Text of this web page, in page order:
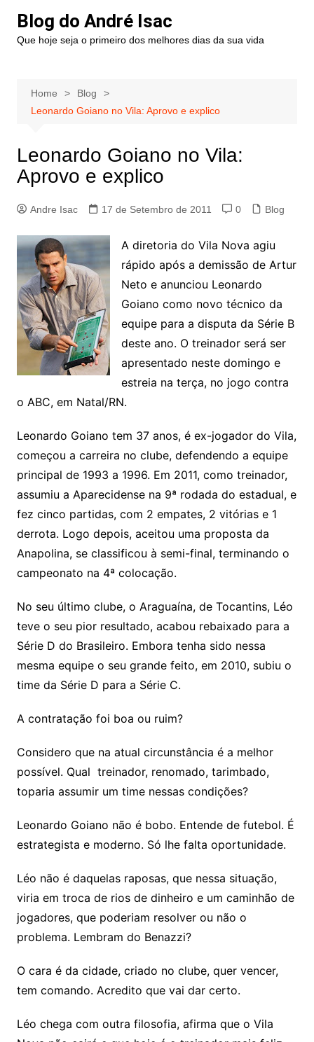
Blog do André Isac
Que hoje seja o primeiro dos melhores dias da sua vida
Home
Blog
Leonardo Goiano no Vila: Aprovo e explico
Leonardo Goiano no Vila:
Aprovo e explico
Andre Isac 17 de Setembro de 2011 0 Blog
A diretoria do Vila Nova agiu
rápido após a demissão de Artur
Neto e anunciou Leonardo
Goiano como novo técnico da
equipe para a disputa da Série B
deste ano. O treinador será ser
apresentado neste domingo e
estreia na terça, no jogo contra
o ABC, em Natal/RN.
Leonardo Goiano tem 37 anos, é ex-jogador do Vila,
começou a carreira no clube, defendendo a equipe
principal de 1993 a 1996. Em 2011, como treinador,
assumiu a Aparecidense na 9ª rodada do estadual, e
fez cinco partidas, com 2 empates, 2 vitórias e 1
derrota. Logo depois, aceitou uma proposta da
Anapolina, se classificou à semi-final, terminando o
campeonato na 4ª colocação.
No seu último clube, o Araguaína, de Tocantins, Léo
teve o seu pior resultado, acabou rebaixado para a
Série D do Brasileiro. Embora tenha sido nessa
mesma equipe o seu grande feito, em 2010, subiu o
time da Série D para a Série C.
A contratação foi boa ou ruim?
Considero que na atual circunstância é a melhor
possível. Qual treinador, renomado, tarimbado,
toparia assumir um time nessas condições?
Leonardo Goiano não é bobo. Entende de futebol. É
estrategista e moderno. Só lhe falta oportunidade.
Léo não é daquelas raposas, que nessa situação,
viria em troca de rios de dinheiro e um caminhão de
jogadores, que poderiam resolver ou não o
problema. Lembram do Benazzi?
O cara é da cidade, criado no clube, quer vencer,
tem comando. Acredito que vai dar certo.
Léo chega com outra filosofia, afirma que o Vila